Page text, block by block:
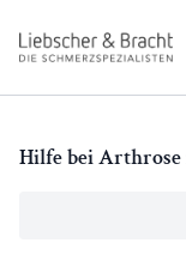
Hilfe bei Arthrose